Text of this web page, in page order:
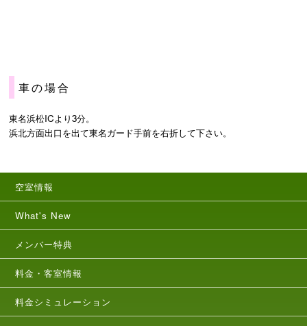
車の場合
東名浜松ICより3分。
浜北方面出口を出て東名ガード手前を右折して下さい。
空室情報
What's New
メンバー特典
料金・客室情報
料金シミュレーション